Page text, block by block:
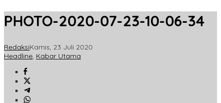
PHOTO-2020-07-23-10-06-34
RedaksiKamis, 23 Juli 2020
Headline, Kabar Utama